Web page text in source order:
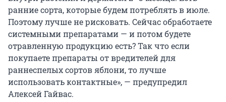
ранние сорта, которые будем потреблять в июле.
Поэтому лучше не рисковать. Сейчас обработаете
системными препаратами — и потом будете
отравленную продукцию есть? Так что если
покупаете препараты от вредителей для
раннеспелых сортов яблони, то лучше
использовать контактные», — предупредил
Алексей Гайвас.